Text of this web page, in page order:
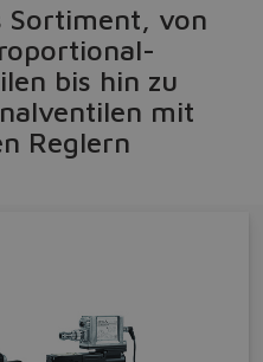
Sortiment, von
bis hin zu
mit
Reglern